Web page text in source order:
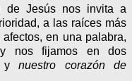
de Jesús nos invita a
a las raíces más
en una palabra,
nos fijamos en dos
nuestro corazón de